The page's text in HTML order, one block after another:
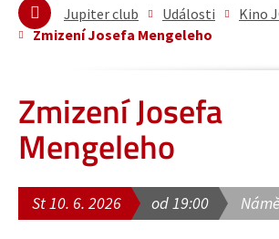
Jupiter club Události
Kino
Zmizení Josefa Mengeleho
Zmizení Josefa
Mengeleho
St 10. 6. 2026 od 19:00